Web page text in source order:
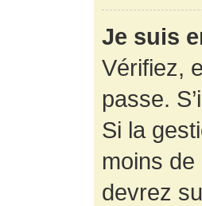
Je suis
Vérifiez,
passe.
Si la
moins de
devrez